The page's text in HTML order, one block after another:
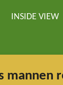
INSIDE VIEW
mannen